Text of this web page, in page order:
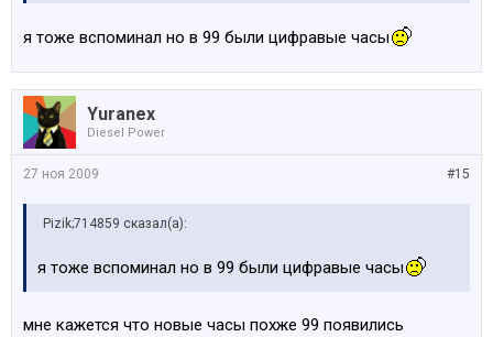
я тоже вспоминал но в 99 были цифравые часы
Yuranex
Diesel Power
#15
27 ноя 2009
Pizik;714859 сказал(а):
я тоже вспоминал но в 99 были цифравые часы
мне кажется что новые часы похже 99 появились